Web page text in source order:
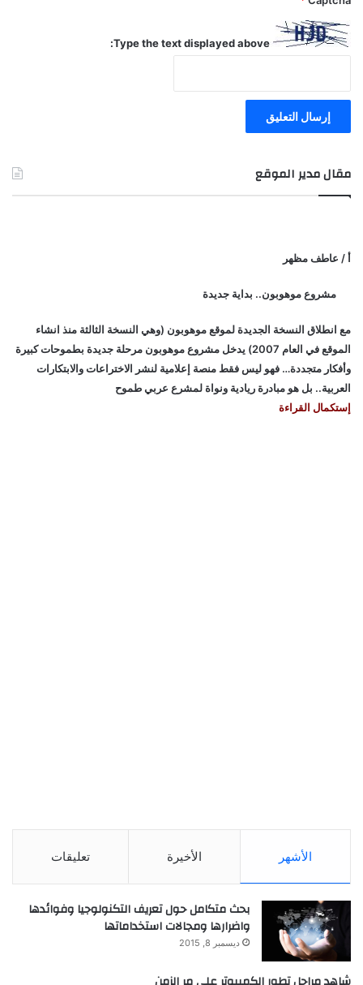
Type the text displayed above:
مقال مدير الموقع
أ / عاطف مظهر
مشروع موهوبون.. بداية جديدة
مع انطلاق النسخة الجديدة لموقع موهوبون (وهي النسخة الثالثة منذ انشاء
الموقع في العام 2007) يدخل مشروع موهوبون مرحلة جديدة بطموحات كبيرة
وأفكار متجددة… فهو ليس فقط منصة إعلامية لنشر الاختراعات والابتكارات
العربية.. بل هو مبادرة ريادية ونواة لمشرع عربي طموح
إستكمال القراءة
الأشهر الأخيرة تعليقات
بحث متكامل حول تعريف التكنولوجيا وفوائدها
واضرارها ومجالات استخداماتها
ديسمبر 8, 2015